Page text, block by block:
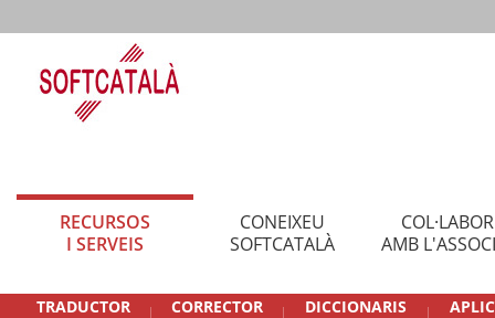
RECURSOS
I SERVEIS
CONEIXEU
SOFTCATALÀ
AMB
TRADUCTOR CORRECTOR DICCIONARIS